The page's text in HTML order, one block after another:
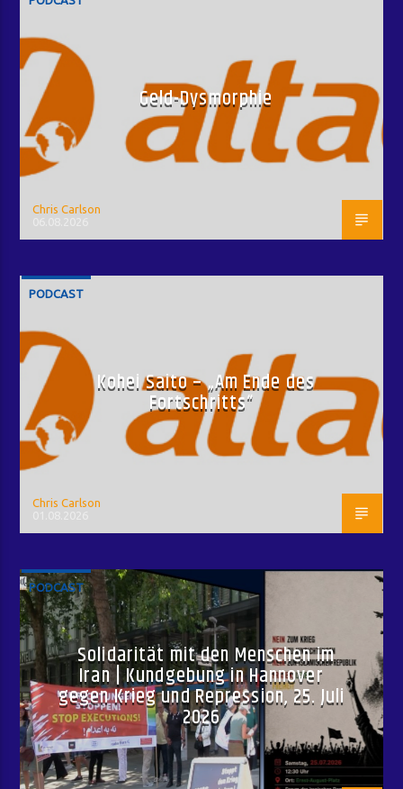
Geld-Dysmorphie
Chris Carlson
PODCAST
Kohei Saito – „Am Ende des
Fortschritts“
Chris Carlson
PODCAST
Solidarität mit den Menschen im
Iran | Kundgebung in Hannover
gegen Krieg und Repression, 25. Juli
2026